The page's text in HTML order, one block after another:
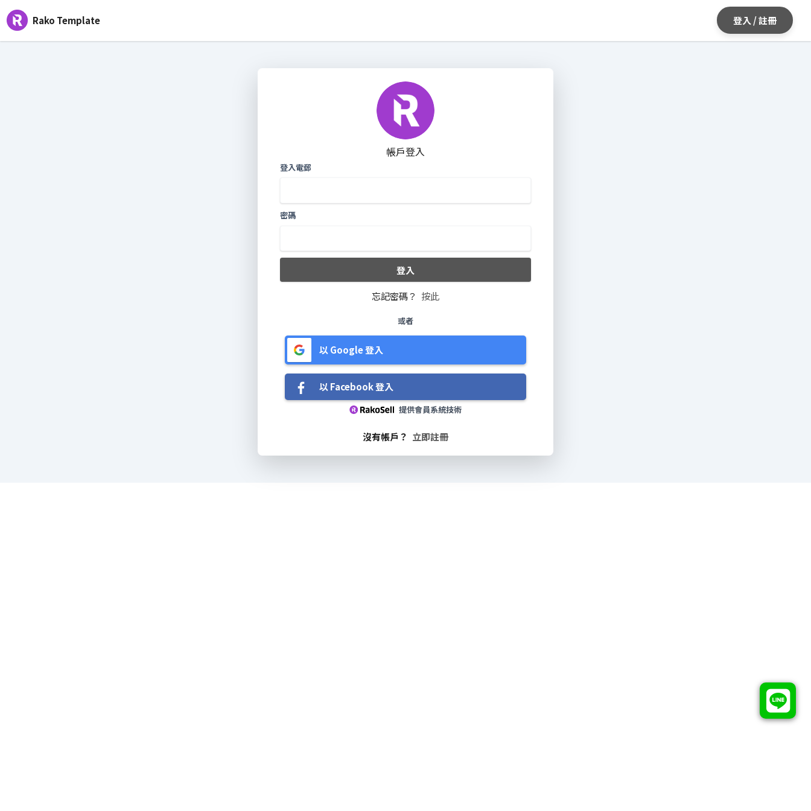
Rako Template 登入 / 註冊
帳戶登入
登入電郵
密碼
登入
忘記密碼？ 按此
或者
以 Google 登入
以 Facebook 登入
提供會員系統技術
沒有帳戶？ 立即註冊